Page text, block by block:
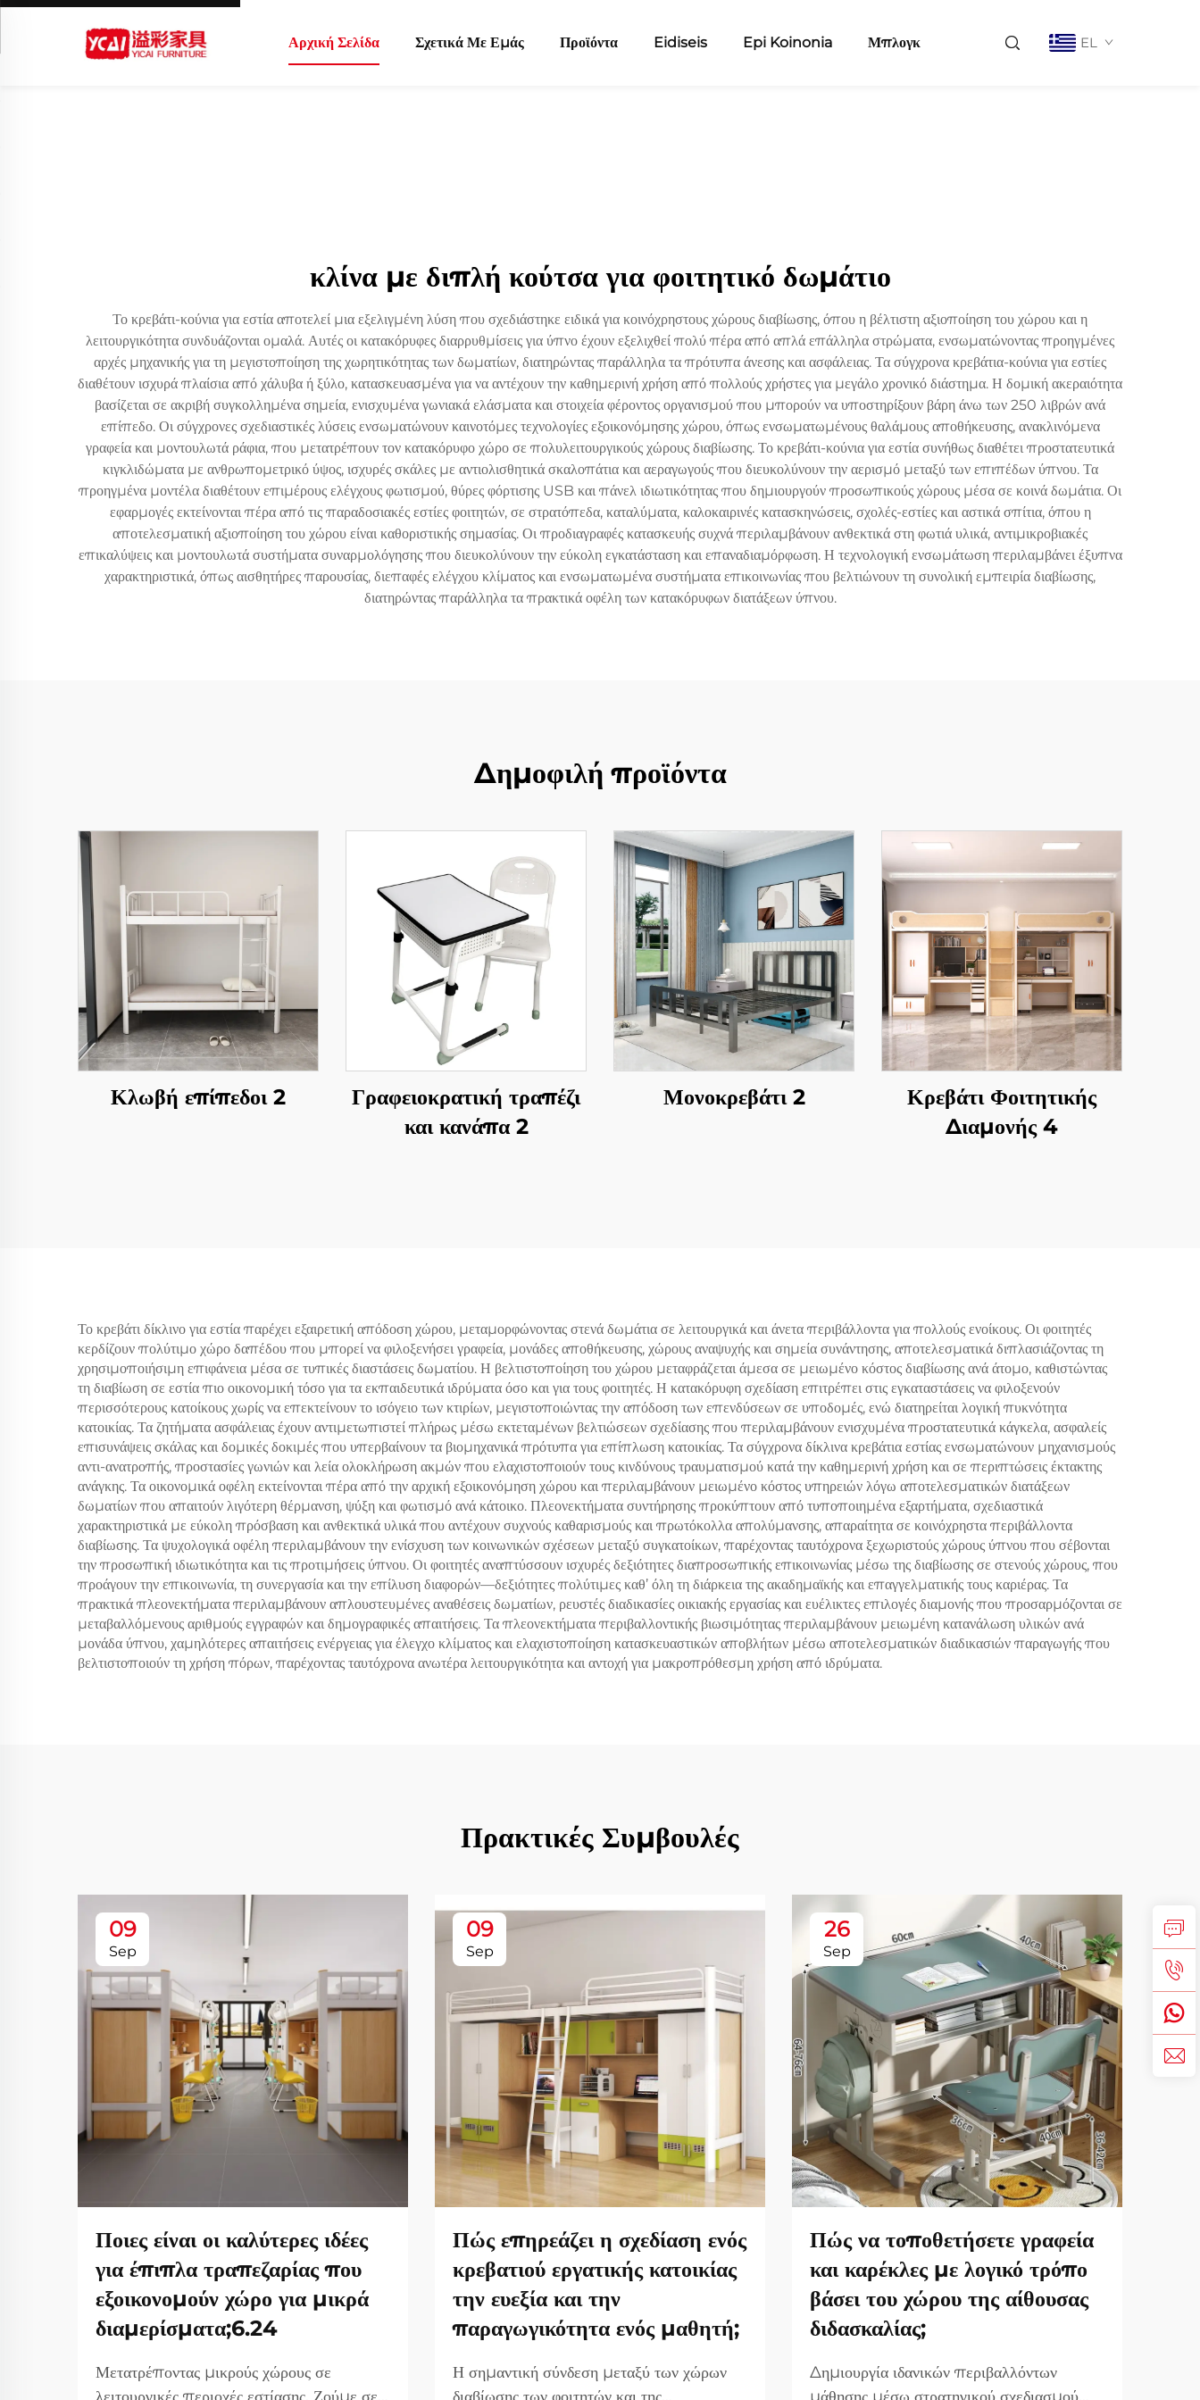
Αρχική Σελίδα Σχετικά Με Εμάς Προϊόντα Eidiseis Epi Koinonia Μπλογκ EL
κλίνα με διπλή κούτσα για φοιτητικό δωμάτιο
Το κρεβάτι-κούνια για εστία αποτελεί μια εξελιγμένη λύση που σχεδιάστηκε ειδικά για κοινόχρηστους χώρους διαβίωσης, όπου η βέλτιστη αξιοποίηση του χώρου και η
λειτουργικότητα συνδυάζονται ομαλά. Αυτές οι κατακόρυφες διαρρυθμίσεις για ύπνο έχουν εξελιχθεί πολύ πέρα από απλά επάλληλα στρώματα, ενσωματώνοντας προηγμένες
αρχές μηχανικής για τη μεγιστοποίηση της χωρητικότητας των δωματίων, διατηρώντας παράλληλα τα πρότυπα άνεσης και ασφάλειας. Τα σύγχρονα κρεβάτια-κούνια για εστίες
διαθέτουν ισχυρά πλαίσια από χάλυβα ή ξύλο, κατασκευασμένα για να αντέχουν την καθημερινή χρήση από πολλούς χρήστες για μεγάλο χρονικό διάστημα. Η δομική ακεραιότητα
βασίζεται σε ακριβή συγκολλημένα σημεία, ενισχυμένα γωνιακά ελάσματα και στοιχεία φέροντος οργανισμού που μπορούν να υποστηρίξουν βάρη άνω των 250 λιβρών ανά
επίπεδο. Οι σύγχρονες σχεδιαστικές λύσεις ενσωματώνουν καινοτόμες τεχνολογίες εξοικονόμησης χώρου, όπως ενσωματωμένους θαλάμους αποθήκευσης, ανακλινόμενα
γραφεία και μοντουλωτά ράφια, που μετατρέπουν τον κατακόρυφο χώρο σε πολυλειτουργικούς χώρους διαβίωσης. Το κρεβάτι-κούνια για εστία συνήθως διαθέτει προστατευτικά
κιγκλιδώματα με ανθρωπομετρικό ύψος, ισχυρές σκάλες με αντιολισθητικά σκαλοπάτια και αεραγωγούς που διευκολύνουν την αερισμό μεταξύ των επιπέδων ύπνου. Τα
προηγμένα μοντέλα διαθέτουν επιμέρους ελέγχους φωτισμού, θύρες φόρτισης USB και πάνελ ιδιωτικότητας που δημιουργούν προσωπικούς χώρους μέσα σε κοινά δωμάτια. Οι
εφαρμογές εκτείνονται πέρα από τις παραδοσιακές εστίες φοιτητών, σε στρατόπεδα, καταλύματα, καλοκαιρινές κατασκηνώσεις, σχολές-εστίες και αστικά σπίτια, όπου η
αποτελεσματική αξιοποίηση του χώρου είναι καθοριστικής σημασίας. Οι προδιαγραφές κατασκευής συχνά περιλαμβάνουν ανθεκτικά στη φωτιά υλικά, αντιμικροβιακές
επικαλύψεις και μοντουλωτά συστήματα συναρμολόγησης που διευκολύνουν την εύκολη εγκατάσταση και επαναδιαμόρφωση. Η τεχνολογική ενσωμάτωση περιλαμβάνει έξυπνα
χαρακτηριστικά, όπως αισθητήρες παρουσίας, διεπαφές ελέγχου κλίματος και ενσωματωμένα συστήματα επικοινωνίας που βελτιώνουν τη συνολική εμπειρία διαβίωσης,
διατηρώντας παράλληλα τα πρακτικά οφέλη των κατακόρυφων διατάξεων ύπνου.
Δημοφιλή προϊόντα
Κλωβή επίπεδοι 2
Γραφειοκρατική τραπέζι
και κανάπα 2
Μονοκρεβάτι 2
Κρεβάτι Φοιτητικής
Διαμονής 4
Το κρεβάτι δίκλινο για εστία παρέχει εξαιρετική απόδοση χώρου, μεταμορφώνοντας στενά δωμάτια σε λειτουργικά και άνετα περιβάλλοντα για πολλούς ενοίκους. Οι φοιτητές
κερδίζουν πολύτιμο χώρο δαπέδου που μπορεί να φιλοξενήσει γραφεία, μονάδες αποθήκευσης, χώρους αναψυχής και σημεία συνάντησης, αποτελεσματικά διπλασιάζοντας τη
χρησιμοποιήσιμη επιφάνεια μέσα σε τυπικές διαστάσεις δωματίου. Η βελτιστοποίηση του χώρου μεταφράζεται άμεσα σε μειωμένο κόστος διαβίωσης ανά άτομο, καθιστώντας
τη διαβίωση σε εστία πιο οικονομική τόσο για τα εκπαιδευτικά ιδρύματα όσο και για τους φοιτητές. Η κατακόρυφη σχεδίαση επιτρέπει στις εγκαταστάσεις να φιλοξενούν
περισσότερους κατοίκους χωρίς να επεκτείνουν το ισόγειο των κτιρίων, μεγιστοποιώντας την απόδοση των επενδύσεων σε υποδομές, ενώ διατηρείται λογική πυκνότητα
κατοικίας. Τα ζητήματα ασφάλειας έχουν αντιμετωπιστεί πλήρως μέσω εκτεταμένων βελτιώσεων σχεδίασης που περιλαμβάνουν ενισχυμένα προστατευτικά κάγκελα, ασφαλείς
επισυνάψεις σκάλας και δομικές δοκιμές που υπερβαίνουν τα βιομηχανικά πρότυπα για επίπλωση κατοικίας. Τα σύγχρονα δίκλινα κρεβάτια εστίας ενσωματώνουν μηχανισμούς
αντι-ανατροπής, προστασίες γωνιών και λεία ολοκλήρωση ακμών που ελαχιστοποιούν τους κινδύνους τραυματισμού κατά την καθημερινή χρήση και σε περιπτώσεις έκτακτης
ανάγκης. Τα οικονομικά οφέλη εκτείνονται πέρα από την αρχική εξοικονόμηση χώρου και περιλαμβάνουν μειωμένο κόστος υπηρειών λόγω αποτελεσματικών διατάξεων
δωματίων που απαιτούν λιγότερη θέρμανση, ψύξη και φωτισμό ανά κάτοικο. Πλεονεκτήματα συντήρησης προκύπτουν από τυποποιημένα εξαρτήματα, σχεδιαστικά
χαρακτηριστικά με εύκολη πρόσβαση και ανθεκτικά υλικά που αντέχουν συχνούς καθαρισμούς και πρωτόκολλα απολύμανσης, απαραίτητα σε κοινόχρηστα περιβάλλοντα
διαβίωσης. Τα ψυχολογικά οφέλη περιλαμβάνουν την ενίσχυση των κοινωνικών σχέσεων μεταξύ συγκατοίκων, παρέχοντας ταυτόχρονα ξεχωριστούς χώρους ύπνου που σέβονται
την προσωπική ιδιωτικότητα και τις προτιμήσεις ύπνου. Οι φοιτητές αναπτύσσουν ισχυρές δεξιότητες διαπροσωπικής επικοινωνίας μέσω της διαβίωσης σε στενούς χώρους, που
προάγουν την επικοινωνία, τη συνεργασία και την επίλυση διαφορών—δεξιότητες πολύτιμες καθ’ όλη τη διάρκεια της ακαδημαϊκής και επαγγελματικής τους καριέρας. Τα
πρακτικά πλεονεκτήματα περιλαμβάνουν απλουστευμένες αναθέσεις δωματίων, ρευστές διαδικασίες οικιακής εργασίας και ευέλικτες επιλογές διαμονής που προσαρμόζονται σε
μεταβαλλόμενους αριθμούς εγγραφών και δημογραφικές απαιτήσεις. Τα πλεονεκτήματα περιβαλλοντικής βιωσιμότητας περιλαμβάνουν μειωμένη κατανάλωση υλικών ανά
μονάδα ύπνου, χαμηλότερες απαιτήσεις ενέργειας για έλεγχο κλίματος και ελαχιστοποίηση κατασκευαστικών αποβλήτων μέσω αποτελεσματικών διαδικασιών παραγωγής που
βελτιστοποιούν τη χρήση πόρων, παρέχοντας ταυτόχρονα ανωτέρα λειτουργικότητα και αντοχή για μακροπρόθεσμη χρήση από ιδρύματα.
Πρακτικές Συμβουλές
09
Sep
Ποιες είναι οι καλύτερες ιδέες
για έπιπλα τραπεζαρίας που
εξοικονομούν χώρο για μικρά
διαμερίσματα;6.24
Μετατρέποντας μικρούς χώρους σε
09
Sep
Πώς επηρεάζει η σχεδίαση ενός
κρεβατιού εργατικής κατοικίας
την ευεξία και την
παραγωγικότητα ενός μαθητή;
Η σημαντική σύνδεση μεταξύ των χώρων
26
Sep
Πώς να τοποθετήσετε γραφεία
και καρέκλες με λογικό τρόπο
βάσει του χώρου της αίθουσας
διδασκαλίας;
Δημιουργία ιδανικών περιβαλλόντων